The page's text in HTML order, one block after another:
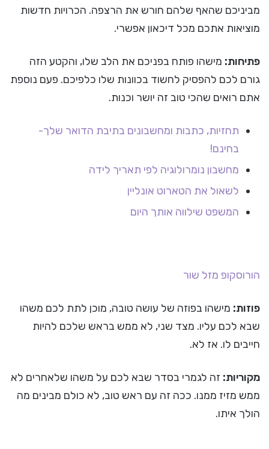
מביניכם שהאף שלהם חורש את הרצפה. הכרויות חדשות
מוציאות אתכם מכל דיכאון אפשרי.
פתיחות: מישהו פותח בפניכם את הלב שלו, והקטע הזה
גורם לכם להפסיק לחשוד בכוונות שלו כלפיכם. פעם נוספת
אתם רואים שהכי טוב זה יושר וכנות.
תחזיות, כתבות ומחשבונים בתיבת הדואר שלך-
בחינם!
מחשבון נומרולוגיה לפי תאריך לידה
לשאול את הטארוט אונליין
המשפט שילווה אותך היום
הורוסקופ מזל שור
פוזות: מישהו בפוזה של עושה טובה, מוכן לתת לכם משהו
שבא לכם עליו. מצד שני, לא ממש בראש שלכם להיות
חייבים לו. אז לא.
מקוריות: זה לגמרי בסדר שבא לכם על משהו שלאחרים לא
ממש מזיז ממנו. ככה זה עם ראש טוב, לא כולם מבינים מה
הולך איתו.